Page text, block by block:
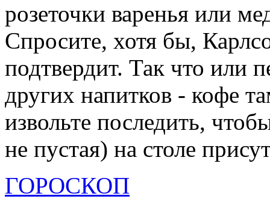
розеточки варенья или
Спросите, хотя бы,
подтвердит. Так что или
других напитков - кофе
извольте последить,
не пустая) на столе
ГОРОСКОП